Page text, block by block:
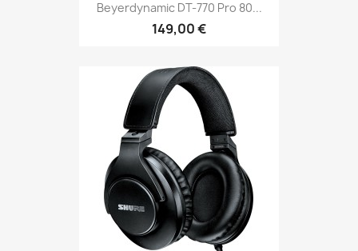
Beyerdynamic DT-770 Pro 80...
149,00 €